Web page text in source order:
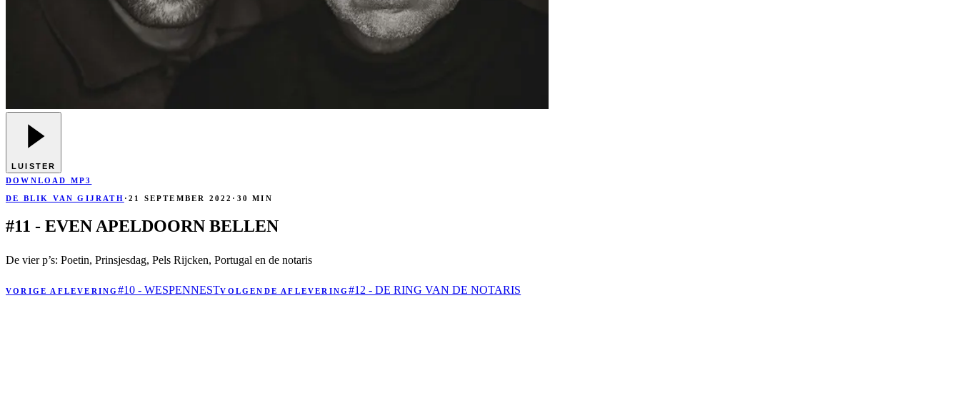
LUISTER
DOWNLOAD MP3
DE BLIK VAN GIJRATH ·21 SEPTEMBER 2022 · 30 MIN
#11 - EVEN APELDOORN BELLEN
De vier p’s: Poetin, Prinsjesdag, Pels Rijcken, Portugal en de notaris
VORIGE AFLEVERING#10 - WESPENNESTVOLGENDE AFLEVERING#12 - DE RING VAN DE NOTARIS